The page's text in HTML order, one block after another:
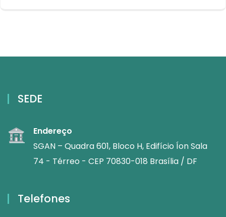
SEDE
Endereço
SGAN – Quadra 601, Bloco H, Edifício Íon Sala
74 - Térreo - CEP 70830-018 Brasília / DF
Telefones